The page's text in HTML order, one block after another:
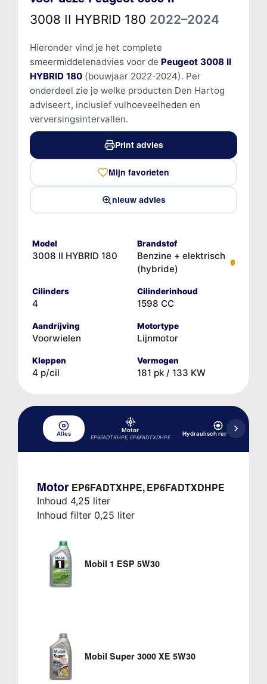
3008 II HYBRID 180 2022–2024
Hieronder vind je het complete
smeermiddelenadvies voor de Peugeot 3008 II
HYBRID 180(bouwjaar 2022-2024). Per
onderdeel zie je welke producten Den Hartog
adviseert, inclusief vulhoeveelheden en
verversingsintervallen.
Print advies
Mijn favorieten
nieuw advies
Model
3008 II HYBRID 180
Brandstof
Benzine + elektrisch
(hybride)
Cilinders
4
Cilinderinhoud
1598 CC
Aandrijving
Voorwielen
Motortype
Lijnmotor
Kleppen
4 p/cil
Vermogen
181 pk / 133 KW
Alles
Motor
EP6FADTXHPE, EP6FADTXDHPE
Hydraulisch remsysteem
Motor EP6FADTXHPE, EP6FADTXDHPE
Inhoud 4,25 liter
Inhoud filter 0,25 liter
Mobil 1 ESP 5W30
Mobil Super 3000 XE 5W30